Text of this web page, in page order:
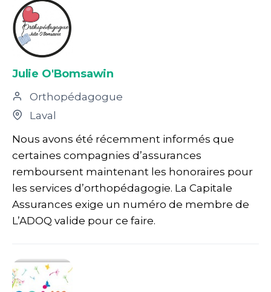
Julie O'Bomsawin
Orthopédagogue
Laval
Nous avons été récemment informés que
certaines compagnies d’assurances
remboursent maintenant les honoraires pour
les services d’orthopédagogie. La Capitale
Assurances exige un numéro de membre de
L’ADOQ valide pour ce faire.